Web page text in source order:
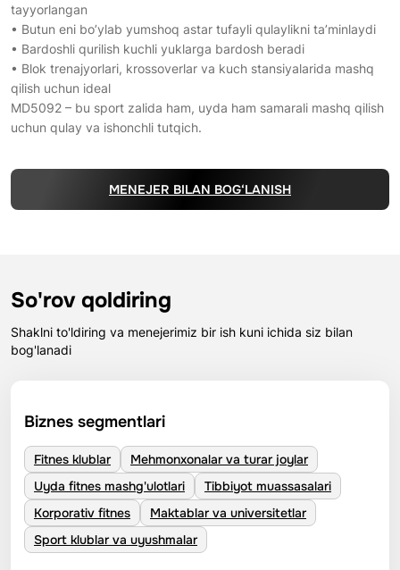
tayyorlangan
• Butun eni bo’ylab yumshoq astar tufayli qulaylikni ta’minlaydi
• Bardoshli qurilish kuchli yuklarga bardosh beradi
• Blok trenajyorlari, krossoverlar va kuch stansiyalarida mashq
qilish uchun ideal
MD5092 – bu sport zalida ham, uyda ham samarali mashq qilish
uchun qulay va ishonchli tutqich.
MENEJER BILAN BOG‘LANISH
So'rov qoldiring
Shaklni to'ldiring va menejerimiz bir ish kuni ichida siz bilan
bog'lanadi
Biznes segmentlari
Fitnes klublar
Mehmonxonalar va turar joylar
Uyda fitnes mashg'ulotlari
Tibbiyot muassasalari
Korporativ fitnes
Maktablar va universitetlar
Sport klublar va uyushmalar